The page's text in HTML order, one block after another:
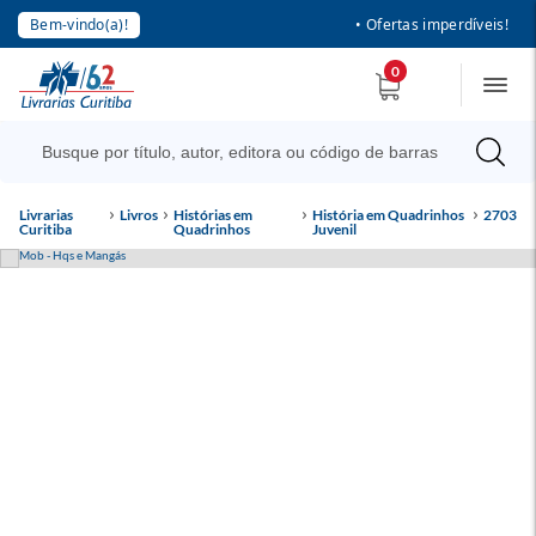
Bem-vindo(a)! • Ofertas imperdíveis!
0
Livrarias
Curitiba
Livros
Histórias em
Quadrinhos
História em Quadrinhos
Juvenil
2703